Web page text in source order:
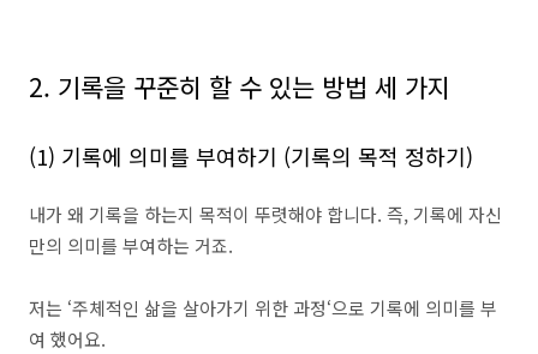
2. 기록을 꾸준히 할 수 있는 방법 세 가지
(1) 기록에 의미를 부여하기 (기록의 목적 정하기)
내가 왜 기록을 하는지 목적이 뚜렷해야 합니다. 즉, 기록에 자신
만의 의미를 부여하는 거죠.
저는 ‘주체적인 삶을 살아가기 위한 과정‘으로 기록에 의미를 부
여 했어요.